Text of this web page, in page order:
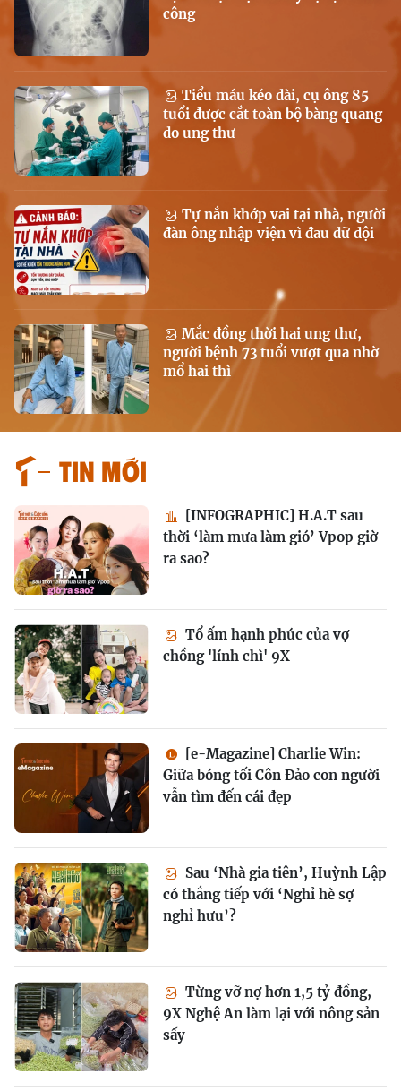
công
Tiểu máu kéo dài, cụ ông 85
tuổi được cắt toàn bộ bàng quang
do ung thư
Tự nắn khớp vai tại nhà, người
đàn ông nhập viện vì đau dữ dội
Mắc đồng thời hai ung thư,
người bệnh 73 tuổi vượt qua nhờ
mổ hai thì
Tin mới
[INFOGRAPHIC] H.A.T sau
thời ‘làm mưa làm gió’ Vpop giờ
ra sao?
Tổ ấm hạnh phúc của vợ
chồng 'lính chì' 9X
[e-Magazine] Charlie Win:
Giữa bóng tối Côn Đảo con người
vẫn tìm đến cái đẹp
Sau ‘Nhà gia tiên’, Huỳnh Lập
có thắng tiếp với ‘Nghỉ hè sợ
nghỉ hưu’?
Từng vỡ nợ hơn 1,5 tỷ đồng,
9X Nghệ An làm lại với nông sản
sấy